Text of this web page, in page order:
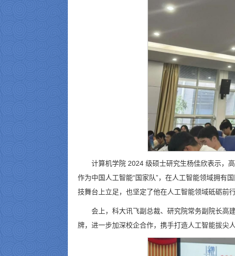
计算机学院 2024 级硕士研究生杨佳欣表示，
作为中国人工智能“国家队”，在人工智能领域拥有
技舞台上立足，也坚定了他在人工智能领域砥砺前行
会上，科大讯飞副总裁、研究院常务副院长高
牌，进一步加深校企合作，携手打造人工智能拔尖人